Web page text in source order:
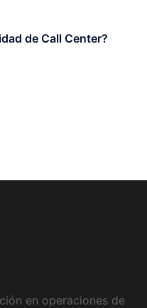
de Call Center?
en operaciones de